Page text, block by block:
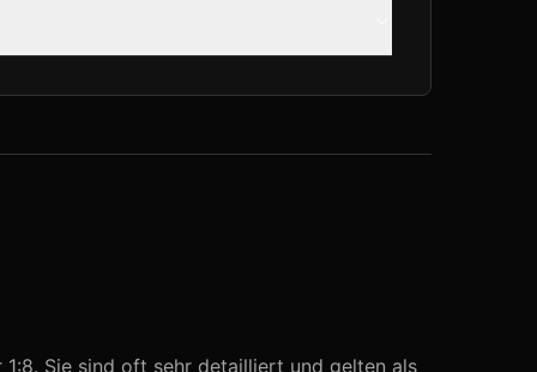
Sie sind oft sehr detailliert und gelten als